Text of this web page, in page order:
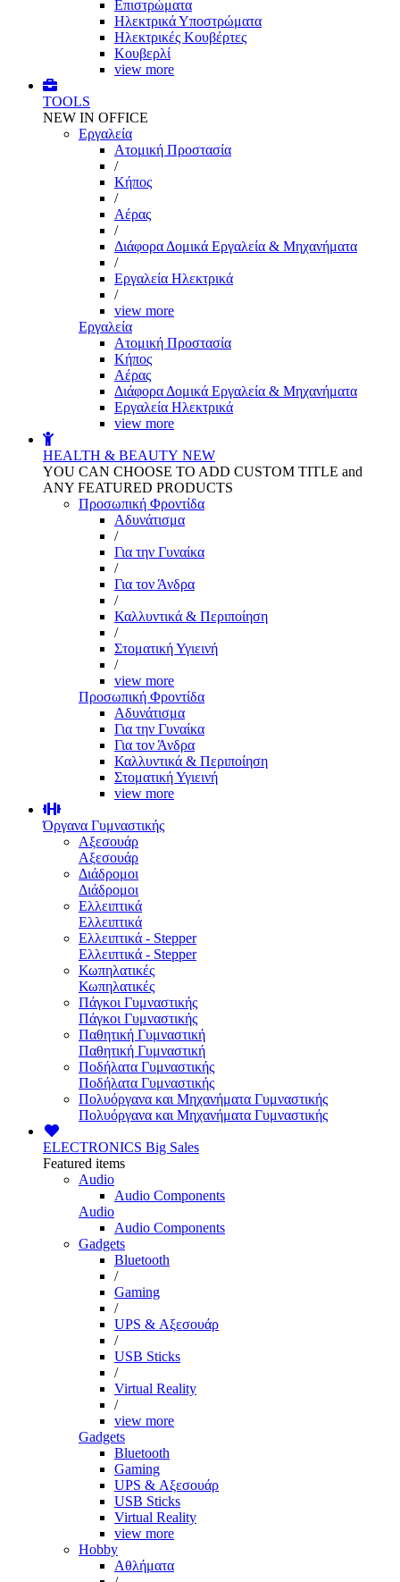
Επιστρώματα
Ηλεκτρικά Υποστρώματα
Ηλεκτρικές Κουβέρτες
Κουβερλί
view more
TOOLS
NEW IN OFFICE
Εργαλεία
Aτομική Προστασία
/
Kήπος
/
Αέρας
/
Διάφορα Δομικά Εργαλεία & Μηχανήματα
/
Εργαλεία Ηλεκτρικά
/
view more
Εργαλεία
Aτομική Προστασία
Kήπος
Αέρας
Διάφορα Δομικά Εργαλεία & Μηχανήματα
Εργαλεία Ηλεκτρικά
view more
HEALTH & BEAUTY NEW
YOU CAN CHOOSE TO ADD CUSTOM TITLE and
ANY FEATURED PRODUCTS
Προσωπική Φροντίδα
Αδυνάτισμα
/
Για την Γυναίκα
/
Για τον Άνδρα
/
Καλλυντικά & Περιποίηση
/
Στοματική Υγιεινή
/
view more
Προσωπική Φροντίδα
Αδυνάτισμα
Για την Γυναίκα
Για τον Άνδρα
Καλλυντικά & Περιποίηση
Στοματική Υγιεινή
view more
Όργανα Γυμναστικής
Αξεσουάρ
Αξεσουάρ
Διάδρομοι
Διάδρομοι
Ελλειπτικά
Ελλειπτικά
Ελλειπτικά - Stepper
Ελλειπτικά - Stepper
Κωπηλατικές
Κωπηλατικές
Πάγκοι Γυμναστικής
Πάγκοι Γυμναστικής
Παθητική Γυμναστική
Παθητική Γυμναστική
Ποδήλατα Γυμναστικής
Ποδήλατα Γυμναστικής
Πολυόργανα και Μηχανήματα Γυμναστικής
Πολυόργανα και Μηχανήματα Γυμναστικής
ELECTRONICS Big Sales
Featured items
Audio
Audio Components
Audio
Audio Components
Gadgets
Bluetooth
/
Gaming
/
UPS & Αξεσουάρ
/
USB Sticks
/
Virtual Reality
/
view more
Gadgets
Bluetooth
Gaming
UPS & Αξεσουάρ
USB Sticks
Virtual Reality
view more
Hobby
Αθλήματα